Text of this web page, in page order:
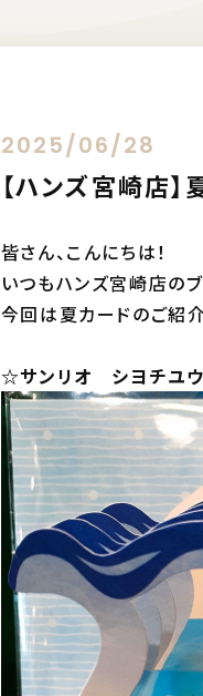
2025/06/28
【ハンズ宮崎店
皆さん、こんにちは！
いつもハンズ宮崎店の
今回は夏カードのご紹介
☆サンリオ シヨチ